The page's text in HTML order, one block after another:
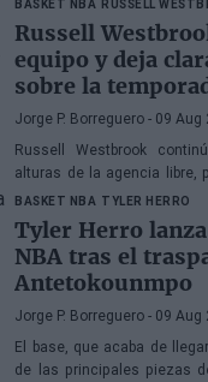
BASKET NBA RUSSELL
Russell
equipo y deja
sobre la
la NBA
Jorge P. Borreguero - 09 Aug
Russell Westbrook
alturas de la agencia libre,
parece preocupado por la
BASKET NBA TYLER HERRO
Tyler Herro
NBA tras el
Antetokounmpo
Jorge P. Borreguero - 09 Aug
El base, que acaba de
de las principales piezas